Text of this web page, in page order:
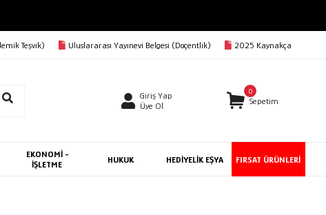
Teşvik) Uluslararası Yayınevi Belgesi (Doçentlik) 2025 Kaynakça
Giriş Yap
Üye Ol
0
Sepetim
EKONOMİ -
İŞLETME
HUKUK HEDİYELİK EŞYA FIRSAT ÜRÜNLERİ